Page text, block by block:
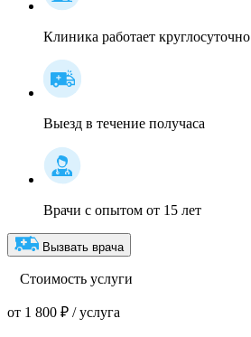
Клиника работает круглосуточно
Выезд в течение получаса
Врачи с опытом от 15 лет
Вызвать врача
Стоимость услуги
от 1 800 ₽ / услуга